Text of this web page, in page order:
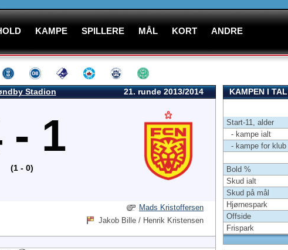
KAMPE SPILLERE MÅL KORT ANDRE
Stadion 21. runde 2013/2014
- 1
(1 - 0)
Mads Kristoffersen
Jakob Bille / Henrik Kristensen
KAMPEN I TAL
Start-11, alder
- kampe ialt
- kampe for klub
Bold %
Skud ialt
Skud på mål
Hjørnespark
Offside
Frispark